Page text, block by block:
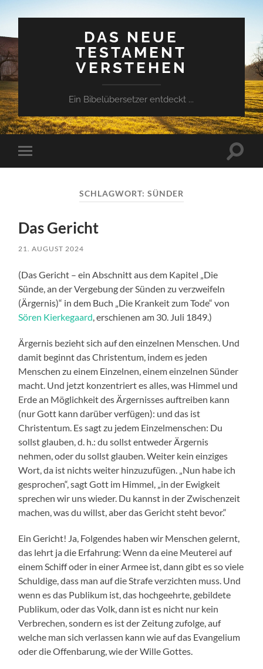
DAS NEUE
TESTAMENT
VERSTEHEN
Ein Bibelübersetzer entdeckt ...
Mobile-
Menü
SCHLAGWORT: SÜNDER
Das Gericht
21. AUGUST 2024
(Das Gericht – ein Abschnitt aus dem Kapitel „Die
Sünde, an der Vergebung der Sünden zu verzweifeln
(Ärgernis)“ in dem Buch „Die Krankeit zum Tode“ von
Sören Kierkegaard, erschienen am 30. Juli 1849.)
Ärgernis bezieht sich auf den einzelnen Menschen. Und
damit beginnt das Christentum, indem es jeden
Menschen zu einem Einzelnen, einem einzelnen Sünder
macht. Und jetzt konzentriert es alles, was Himmel und
Erde an Möglichkeit des Ärgernisses auftreiben kann
(nur Gott kann darüber verfügen): und das ist
Christentum. Es sagt zu jedem Einzelmenschen: Du
sollst glauben, d. h.: du sollst entweder Ärgernis
nehmen, oder du sollst glauben. Weiter kein einziges
Wort, da ist nichts weiter hinzuzufügen. „Nun habe ich
gesprochen“, sagt Gott im Himmel, „in der Ewigkeit
sprechen wir uns wieder. Du kannst in der Zwischenzeit
machen, was du willst, aber das Gericht steht bevor.“
Ein Gericht! Ja, Folgendes haben wir Menschen gelernt,
das lehrt ja die Erfahrung: Wenn da eine Meuterei auf
einem Schiff oder in einer Armee ist, dann gibt es so viele
Schuldige, dass man auf die Strafe verzichten muss. Und
wenn es das Publikum ist, das hochgeehrte, gebildete
Publikum, oder das Volk, dann ist es nicht nur kein
Verbrechen, sondern es ist der Zeitung zufolge, auf
welche man sich verlassen kann wie auf das Evangelium
oder die Offenbarung, wie der Wille Gottes.